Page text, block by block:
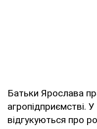
Батьки Ярослава
агропідприємстві.
відгукуються про